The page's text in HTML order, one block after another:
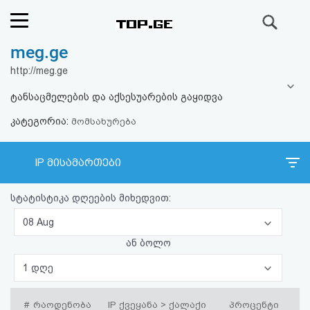
რეიტინგი
ფოსტა
კითხვა-
პასუხი
ავტორიზაცია
რეგისტრაცია
meg.ge
http://meg.ge
ტანსაცმელების და აქსესუარების გაყიდვა
კატეგორია: მომსახურება
IP მისამართები
სტატისტიკა დღეების მიხედვით:
08 Aug
ან ბოლო
1 დღე
# რაოდენობა IP ქვეყანა > ქალაქი პროცენტი